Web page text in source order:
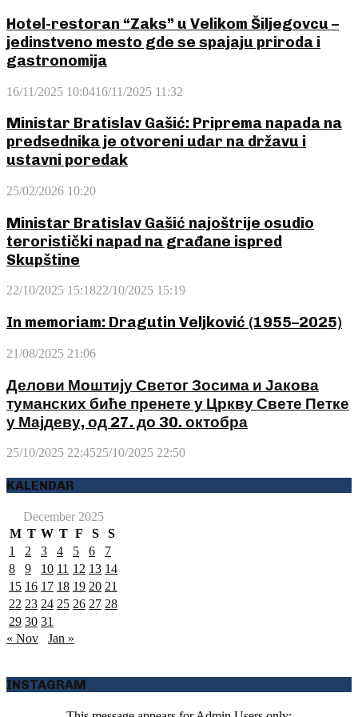
Hotel-restoran “Zaks” u Velikom Šiljegovcu –
jedinstveno mesto gde se spajaju priroda i
gastronomija
16/11/2025 10:0416/11/2025 11:32
Ministar Bratislav Gašić: Priprema napada na
predsednika je otvoreni udar na državu i
ustavni poredak
25/02/2026 10:20
Ministar Bratislav Gašić najoštrije osudio
teroristički napad na građane ispred
Skupštine
22/10/2025 15:1822/10/2025 15:19
In memoriam: Dragutin Veljković (1955–2025)
21/08/2025 21:06
Делови Моштију Светог Зосима и Јакова
туманских биће пренете у Цркву Свете Петке
у Мајдеву, од 27. до 30. октобра
25/10/2025 22:4525/10/2025 22:50
KALENDAR
December 2025
M T W T F S
S
1
2 3 4 5 6
7
8
9 10 11 12 13 14
15 16 17 18 19 20 21
22 23 24 25 26 27 28
29 30 31
« Nov
Jan »
INSTAGRAM